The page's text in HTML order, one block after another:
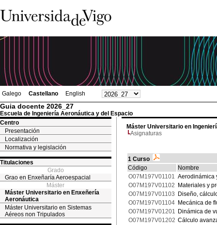
Galego Castellano English
Guia docente 2026_27
Escuela de Ingeniería Aeronáutica y del Espacio
Centro
Presentación
Localización
Normativa y legislación
Titulaciones
Grado
Grao en Enxeñaría Aeroespacial
Máster
Máster Universitario en Enxeñería
Aeronáutica
Máster Universitario en Sistemas
Aéreos non Tripulados
Máster Universitario en
Asignaturas
1 Curso
Código
Nombre
O07M197V01101 Aerodinámica
O07M197V01102
Materiales y
O07M197V01103
Diseño,
O07M197V01104 Mecánica de
O07M197V01201 Dinámica de
O07M197V01202 Cálculo